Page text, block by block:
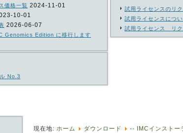
価格一覧 2024-11-01
10-01
2026-06-07
Genomics Edition に移行します
No.3
試用ライセンスのリク
試用ライセンスについ
試用ライセンス リク
現在地: ホーム ダウンロード -- IMCインストー